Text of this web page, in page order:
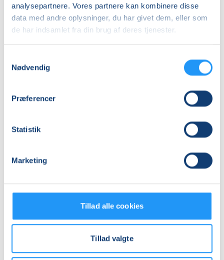
analysepartnere. Vores partnere kan kombinere disse
data med andre oplysninger, du har givet dem, eller som
de har indsamlet fra din brug af deres tjenester.
Nødvendig
Præferencer
Statistik
Marketing
Tillad alle cookies
Tillad valgte
18mødegange
Adresse
Se på kort
Relaterede hold